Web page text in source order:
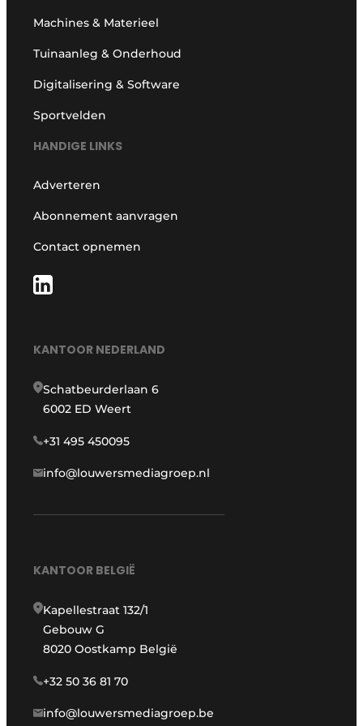
Machines & Materieel
Tuinaanleg & Onderhoud
Digitalisering & Software
Sportvelden
HANDIGE LINKS
Adverteren
Abonnement aanvragen
Contact opnemen
KANTOOR NEDERLAND
Schatbeurderlaan 6
6002 ED Weert
+31 495 450095
info@louwersmediagroep.nl
KANTOOR BELGIË
Kapellestraat 132/1
Gebouw G
8020 Oostkamp België
+32 50 36 81 70
info@louwersmediagroep.be